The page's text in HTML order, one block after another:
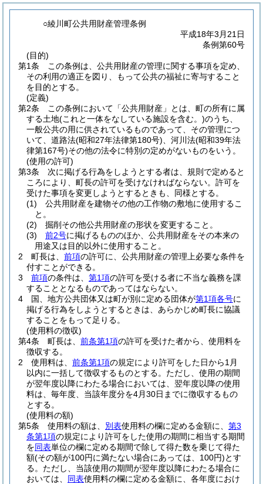
○綾川町公共用財産管理条例
平成18年3月21日
条例第60号
(目的)
第1条
この条例は、公共用財産の管理に関する事項を定め、
その利用の適正を図り、もって公共の福祉に寄与すること
を目的とする。
(定義)
第2条
この条例において「公共用財産」とは、町の所有に属
する土地(これと一体をなしている施設を含む。)のうち、
一般公共の用に供されているものであって、その管理につ
いて、道路法(昭和27年法律第180号) 、河川法(昭和39年法
律第167号)その他の法令に特別の定めがないものをいう。
(使用の許可)
第3条
次に掲げる行為をしようとする者は、規則で定めると
ころにより、町長の許可を受けなければならない。 許可を
受けた事項を変更しようとするときも、同様とする。
(1)
公共用財産を建物その他の工作物の敷地に使用するこ
と。
(2)
掘削その他公共用財産の形状を変更すること。
(3)
前2号に掲げるもののほか、公共用財産をその本来の
用途又は目的以外に使用すること。
2
町長は、 前項の許可に、公共用財産の管理上必要な条件を
付すことができる。
3
前項の条件は、 第1項の許可を受ける者に不当な義務を課
することとなるものであってはならない。
4
国、地方公共団体又は町が別に定める団体が第1項各号に
掲げる行為をしようとするときは、あらかじめ町長に協議
することをもって足りる。
(使用料の徴収)
第4条
町長は、 前条第1項の許可を受けた者から、使用料を
徴収する。
2
使用料は、 前条第1項の規定により許可をした日から1月
以内に一括して徴収するものとする。 ただし、使用の期間
が翌年度以降にわたる場合においては、翌年度以降の使用
料は、毎年度、当該年度分を4月30日までに徴収するもの
とする。
(使用料の額)
第5条
使用料の額は、 別表使用料の欄に定める金額に、 第3
条第1項の規定により許可をした使用の期間に相当する期間
を同表単位の欄に定める期間で除して得た数を乗じて得た
額(その額が100円に満たない場合にあっては、100円)とす
る。 ただし、当該使用の期間が翌年度以降にわたる場合に
おいては、 同表使用料の欄に定める金額に、各年度におけ